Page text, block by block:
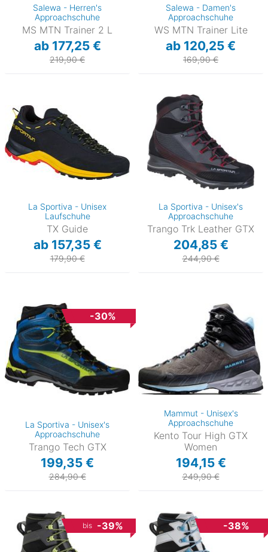
Salewa - Herren's
Approachschuhe
MS MTN Trainer 2 L
ab 177,25 €
219,90 €
Salewa - Damen's
Approachschuhe
WS MTN Trainer Lite
ab 120,25 €
169,90 €
La Sportiva - Unisex
Laufschuhe
TX Guide
ab 157,35 €
179,90 €
La Sportiva - Unisex's
Approachschuhe
Trango Trk Leather GTX
204,85 €
244,90 €
-30%
La Sportiva - Unisex's
Approachschuhe
Trango Tech GTX
199,35 €
284,90 €
Mammut - Unisex's
Approachschuhe
Kento Tour High GTX
Women
194,15 €
249,90 €
bis -39% -38%